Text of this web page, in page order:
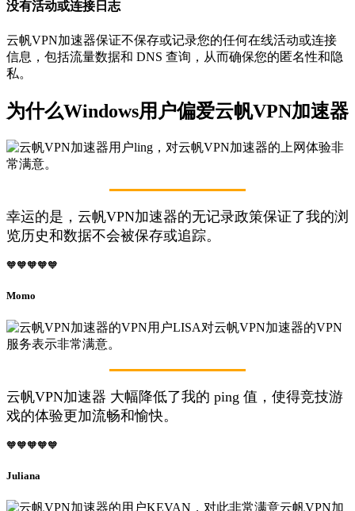
没有活动或连接日志
云帆VPN加速器保证不保存或记录您的任何在线活动或连接
信息，包括流量数据和 DNS 查询，从而确保您的匿名性和隐
私。
为什么Windows用户偏爱云帆VPN加速器
幸运的是，云帆VPN加速器的无记录政策保证了我的浏
览历史和数据不会被保存或追踪。
🧡🧡🧡🧡🧡
Momo
云帆VPN加速器 大幅降低了我的 ping 值，使得竞技游
戏的体验更加流畅和愉快。
🧡🧡🧡🧡🧡
Juliana